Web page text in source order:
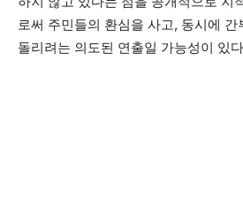
로써 주민들의 환심을 사고, 동시에
돌리려는 의도된 연출일 가능성이 있